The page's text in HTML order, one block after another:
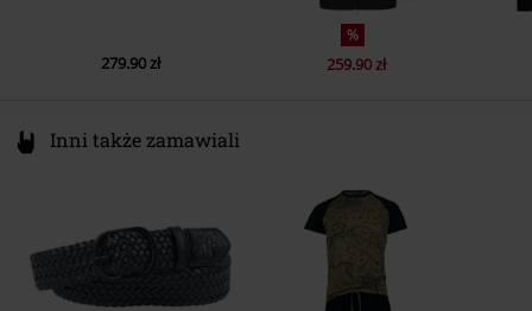
279.90 zł
%
259.90 zł
Inni także zamawiali